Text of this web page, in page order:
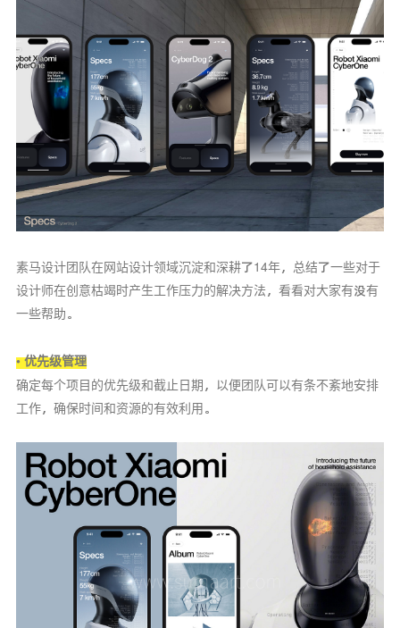
素马设计团队在网站设计领域沉淀和深耕了14年，总结了一些对于
设计师在创意枯竭时产生工作压力的解决方法，看看对大家有没有
一些帮助。
• 优先级管理
确定每个项目的优先级和截止日期，以便团队可以有条不紊地安排
工作，确保时间和资源的有效利用。